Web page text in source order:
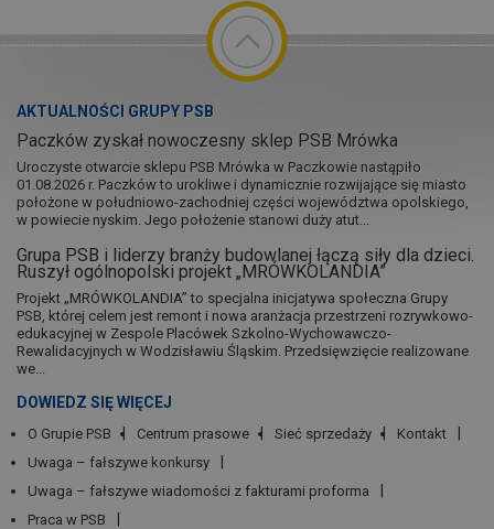
AKTUALNOŚCI GRUPY PSB
Paczków zyskał nowoczesny sklep PSB Mrówka
Uroczyste otwarcie sklepu PSB Mrówka w Paczkowie nastąpiło
01.08.2026 r. Paczków to urokliwe i dynamicznie rozwijające się miasto
położone w południowo-zachodniej części województwa opolskiego,
w powiecie nyskim. Jego położenie stanowi duży atut...
Grupa PSB i liderzy branży budowlanej łączą siły dla dzieci.
Ruszył ogólnopolski projekt „MRÓWKOLANDIA”
Projekt „MRÓWKOLANDIA” to specjalna inicjatywa społeczna Grupy
PSB, której celem jest remont i nowa aranżacja przestrzeni rozrywkowo-
edukacyjnej w Zespole Placówek Szkolno-Wychowawczo-
Rewalidacyjnych w Wodzisławiu Śląskim. Przedsięwzięcie realizowane
we...
DOWIEDZ SIĘ WIĘCEJ
O Grupie PSB Centrum prasowe Sieć sprzedaży
Kontakt
Uwaga – fałszywe konkursy
Uwaga – fałszywe wiadomości z fakturami proforma
Praca w PSB